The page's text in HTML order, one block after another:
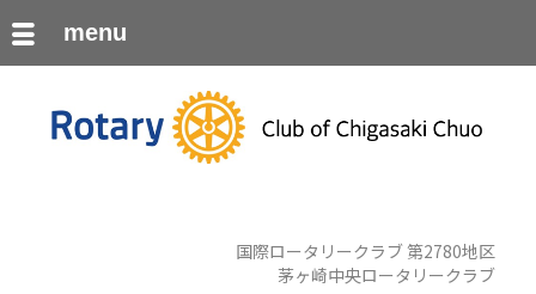
国際ロータリークラブ 第2780地区
茅ヶ崎中央ロータリークラブ
menu